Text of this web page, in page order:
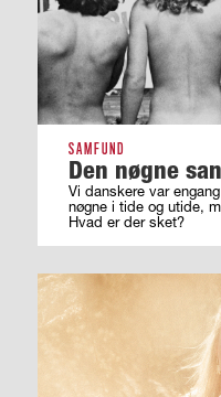
SAMFUND
Den nøgne
Vi danskere var
nøgne i tide og utide,
Hvad er der sket?